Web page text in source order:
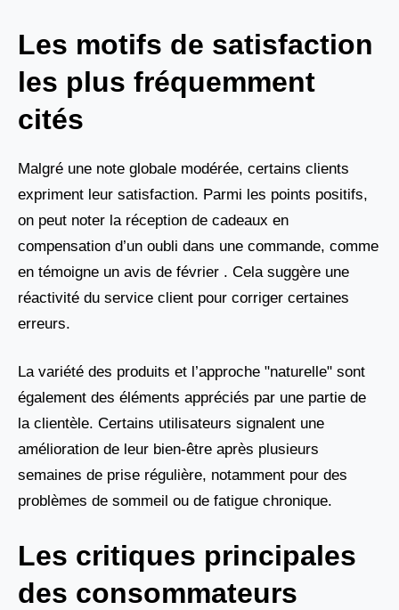
Les motifs de satisfaction
les plus fréquemment
cités
Malgré une note globale modérée, certains clients
expriment leur satisfaction. Parmi les points positifs,
on peut noter la réception de cadeaux en
compensation d’un oubli dans une commande, comme
en témoigne un avis de février . Cela suggère une
réactivité du service client pour corriger certaines
erreurs.
La variété des produits et l’approche "naturelle" sont
également des éléments appréciés par une partie de
la clientèle. Certains utilisateurs signalent une
amélioration de leur bien-être après plusieurs
semaines de prise régulière, notamment pour des
problèmes de sommeil ou de fatigue chronique.
Les critiques principales
des consommateurs